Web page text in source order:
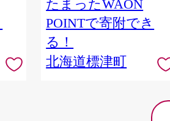
利 冷凍 はんばーぐ ぽーく
ぎゅうにく 肉 ひき肉
hannba-gu お弁当 おかず 惣
菜 お惣菜 家庭用 子ども 子
供 こども 北海道 標津町
たまったWAON
POINTで寄附でき
る！
北海道標津町